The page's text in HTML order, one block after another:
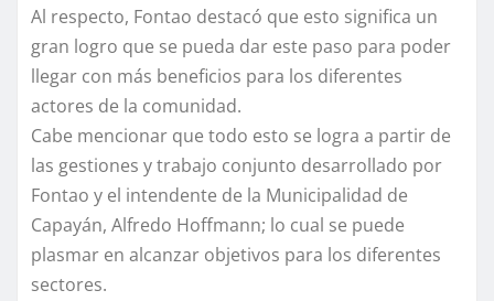
Al respecto, Fontao destacó que esto significa un
gran logro que se pueda dar este paso para poder
llegar con más beneficios para los diferentes
actores de la comunidad.
Cabe mencionar que todo esto se logra a partir de
las gestiones y trabajo conjunto desarrollado por
Fontao y el intendente de la Municipalidad de
Capayán, Alfredo Hoffmann; lo cual se puede
plasmar en alcanzar objetivos para los diferentes
sectores.